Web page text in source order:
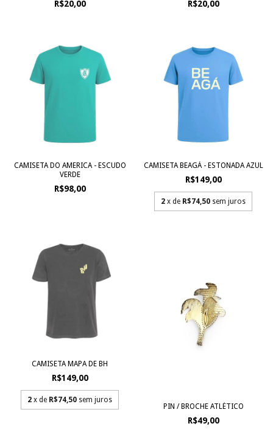
R$20,00 R$20,00
CAMISETA DO AMERICA - ESCUDO
VERDE
R$98,00
CAMISETA BEAGÁ - ESTONADA AZUL
R$149,00
2 x de R$74,50 sem juros
CAMISETA MAPA DE BH
R$149,00
2 x de R$74,50 sem juros
PIN / BROCHE ATLÉTICO
R$49,00